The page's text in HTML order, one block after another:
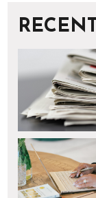
RECENT